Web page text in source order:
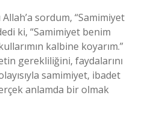
sordum, “Samimiyet
ki, “Samimiyet benim
kalbine koyarım.”
gerekliliğini, faydalarını
samimiyet, ibadet
anlamda bir olmak